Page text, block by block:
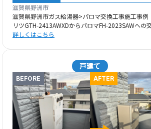
滋賀県野洲市
滋賀県野洲市ガス給湯器>パロマ交換工事施工事例
リツGTH-2413AWXDからパロマFH-2023SAWへの
詳しくはこちら
戸建て
BEFORE AFTER